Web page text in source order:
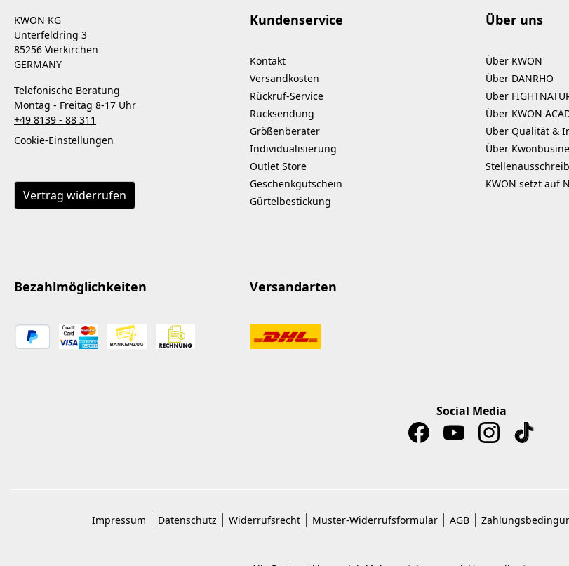
KWON KG
Unterfeldring 3
85256 Vierkirchen
GERMANY
Telefonische Beratung
Montag - Freitag 8-17 Uhr
+49 8139 - 88 311
Cookie-Einstellungen
Vertrag widerrufen
Kundenservice
Kontakt
Versandkosten
Rückruf-Service
Rücksendung
Größenberater
Individualisierung
Outlet Store
Geschenkgutschein
Gürtelbestickung
Über uns
Über KWON
Über DANRHO
Über
Über KWON
Über Qualität &
Über
KWON setzt auf
Bezahlmöglichkeiten Versandarten
Social Media
Impressum Datenschutz Widerrufsrecht Muster-Widerrufsformular AGB